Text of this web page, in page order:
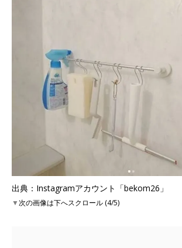
出典：Instagramアカウント「bekom26」
▼次の画像は下へスクロール (4/5)